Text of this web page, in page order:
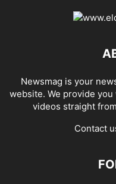
Newsmag is your
website. We provide
videos straight
Contact